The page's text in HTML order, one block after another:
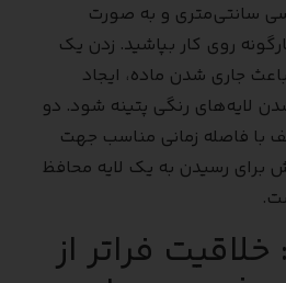
سی سانتی‌متری و به صورت
روی کار بپاشید. زدن یک
جاری شدن ماده، ایجاد
لایه‌های رنگی پتینه شود. دو
با فاصله زمانی مناسب جهت
رسیدن به یک لایه محافظ
فراتر از